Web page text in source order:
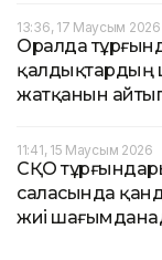
13:36, 17 Маусым 2026
Оралда
қалдықтардың
жатқанын
11:41, 15 Маусым 2026
СҚО
саласында
жиі